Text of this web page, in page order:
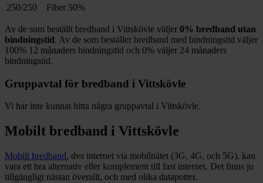
250/250
Fiber 50%
Av de som beställt bredband i Vittskövle väljer 0% bredband utan
bindningstid. Av de som beställer bredband med bindningstid väljer
100% 12 månaders bindningstid och 0% väljer 24 månaders
bindningstid.
Gruppavtal för bredband i Vittskövle
Vi har inte kunnat hitta några gruppavtal i Vittskövle.
Mobilt bredband i Vittskövle
Mobilt bredband, dvs internet via mobilnätet (3G, 4G, och 5G), kan
vara ett bra alternativ eller komplement till fast internet. Det finns ju
tillgängligt nästan överallt, och med olika datapotter.